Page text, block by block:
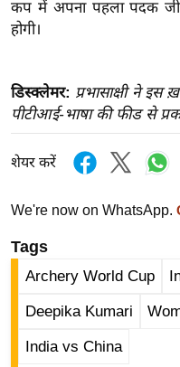
यं
ग
डि
या
सा
हि
ज
त
ऑ
टो
र्ल्ड
कप में अपना पहला पदक
होगी।
डिस्क्लेमर: प्रभासाक्षी ने इस
पीटीआई-भाषा की फीड से
शेयर करें
We're now on WhatsApp.
Tags
Archery World Cup
Deepika Kumari
India vs China